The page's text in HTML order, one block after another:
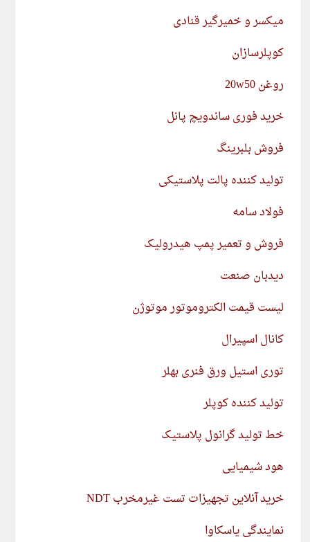
میکسر و خمیرگیر قنادی
کوپلرسازان
روغن 20w50
خرید فوری ساندویچ پانل
فروش بلبرینگ
تولید کننده پالت پلاستیکی
فولاد سامه
فروش و تعمیر پمپ هیدرولیک
دیدبان صنعت
لیست قیمت الکتروموتور موتوژن
کانال اسپیرال
توری استیل ورق فنری بهلر
تولید کننده کوپلر
خط تولید گرانول پلاستیک
هود شیمیایی
خرید آنلاین تجهیزات تست غیرمخرب NDT
نمایندگی یاسکاوا